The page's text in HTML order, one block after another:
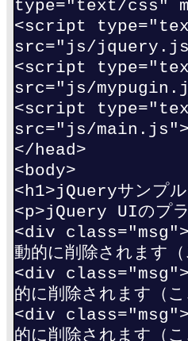
type="text/css"
<script
src="js/
<script
src="js/
<script
src="js/
</head>
<body>
<h1>jQueryサンプ
<p>jQuery UIのプ
<div class="msg">
動的に削除されます
<div class="msg">
的に削除されます（
<div class="msg">
的に削除されます（